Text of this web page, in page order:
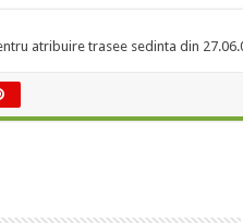
atribuire trasee sedinta din